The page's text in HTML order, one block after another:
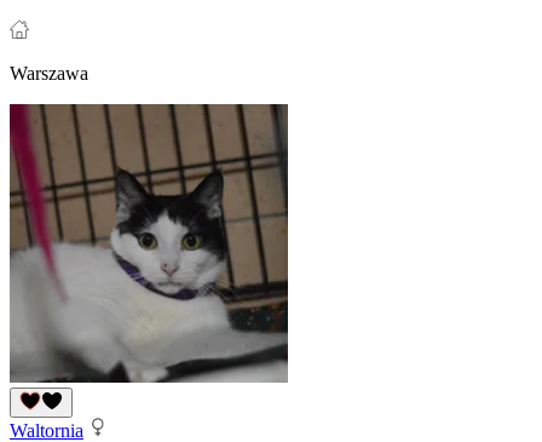
Warszawa
Waltornia